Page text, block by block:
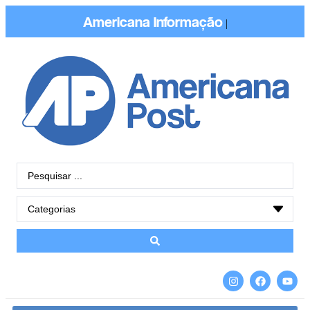
AmericanaI|